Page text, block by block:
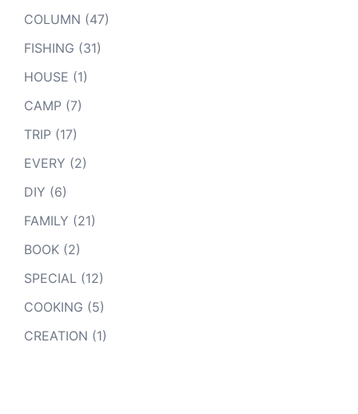
COLUMN (47)
FISHING (31)
HOUSE (1)
CAMP (7)
TRIP (17)
EVERY (2)
DIY (6)
FAMILY (21)
BOOK (2)
SPECIAL (12)
COOKING (5)
CREATION (1)